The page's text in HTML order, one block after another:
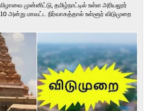
முன்னிட்டு, தமிழ்நாட்டில் உள்ள அரியலூர்
அன்று மாவட்ட நிர்வாகத்தால் உள்ளூர் விடுமுறை